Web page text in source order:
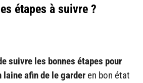
étapes à suivre ?
suivre les bonnes étapes pour
laine afin de le garder en bon état